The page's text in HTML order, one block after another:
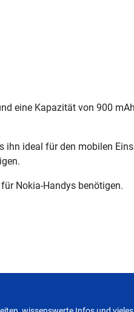
eine Kapazität von 900
ihn ideal für den mobilen
Nokia-Handys benötigen.